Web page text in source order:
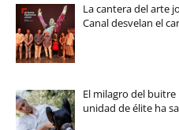
La cantera del arte
Canal desvelan el
El milagro del
unidad de élite ha